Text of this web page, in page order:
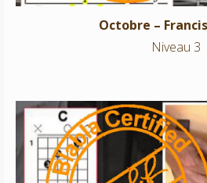
Octobre –
Niveau 3
Sultans of swing –